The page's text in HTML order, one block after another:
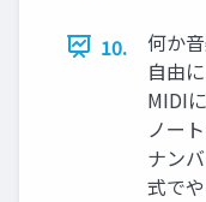
10.
何か
自由
MIDI
ノー
ナン
式で